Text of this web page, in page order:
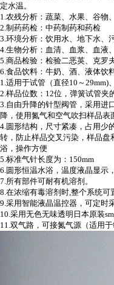
定水温。
1.农残分析：蔬菜、水果、谷物
2.制药药检：中药制药和药检
3.环境分析：饮用水、地下水、
4.生物分析：血清、血浆、血液
5.商品检验：检验二恶英、克罗
6.食品饮料：牛奶、酒、液体饮
1.适用于试管（直径10 ～29mm)
2.样品位数： 12位，弹簧试管夹
3.自由升降的针型阀管，采用进
降，使用氮气和空气吹扫样品表
4.圆形结构，尺寸紧凑，占用少
转，防止样品交叉污染，样品
浴，操作方便
5.标准气针长度为： 150mm
6.圆形恒温水浴，温度液晶显示
7.所有部件可耐有机溶剂。
8.在浓缩有毒溶剂时,整个系统可
9.采用智能液晶温控器，可定时
10.采用无色无味透明日本原装
11.双气路，可接氮气源（适用